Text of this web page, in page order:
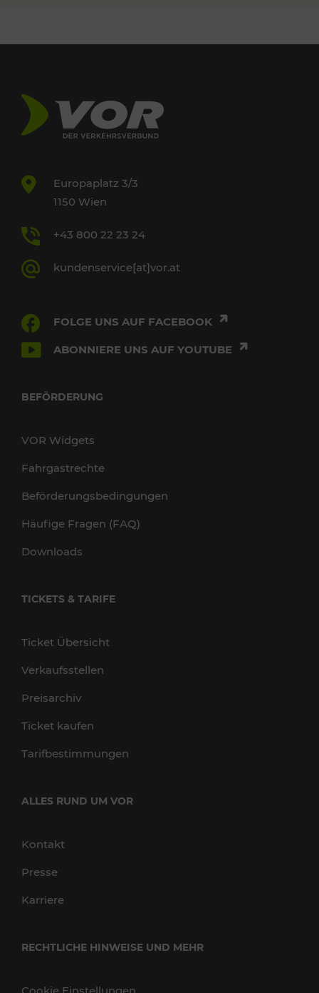
Europaplatz 3/3
1150 Wien
+43 800 22 23 24
kundenservice[at]vor.at
FOLGE UNS AUF FACEBOOK
ABONNIERE UNS AUF YOUTUBE
BEFÖRDERUNG
VOR Widgets
Fahrgastrechte
Beförderungsbedingungen
Häufige Fragen (FAQ)
Downloads
TICKETS & TARIFE
Ticket Übersicht
Verkaufsstellen
Preisarchiv
Ticket kaufen
Tarifbestimmungen
ALLES RUND UM VOR
Kontakt
Presse
Karriere
RECHTLICHE HINWEISE UND MEHR